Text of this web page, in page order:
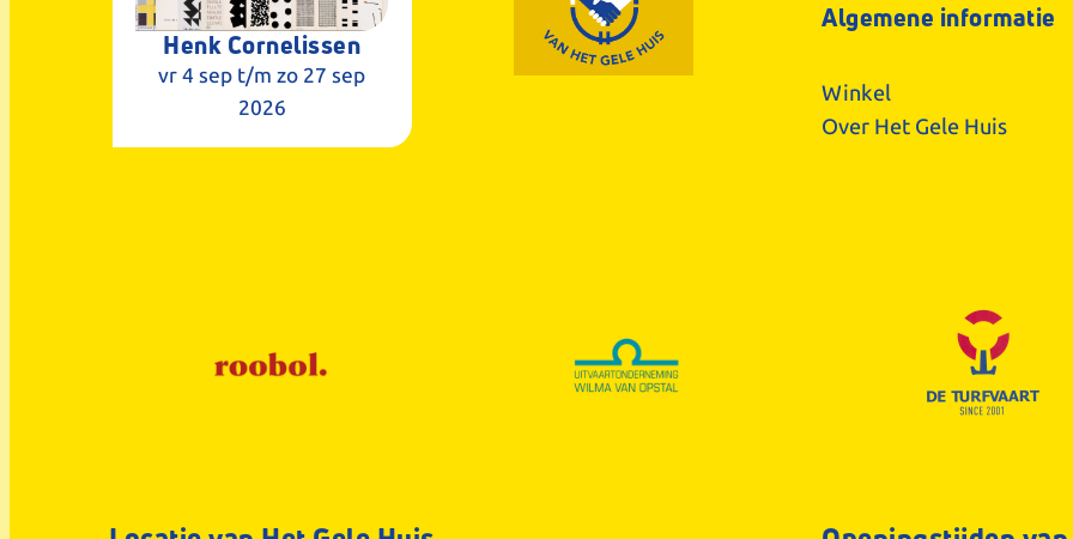
Henk Cornelissen
vr 4 sep t/m zo 27 sep
2026
Algemene informatie
Winkel
Over Het Gele Huis